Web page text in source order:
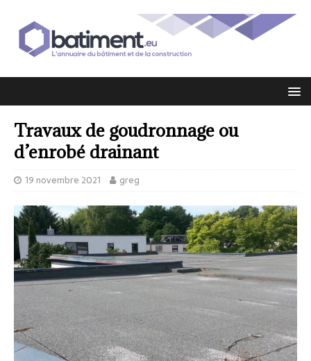
Travaux de goudronnage ou
d’enrobé drainant
19 novembre 2021 greg